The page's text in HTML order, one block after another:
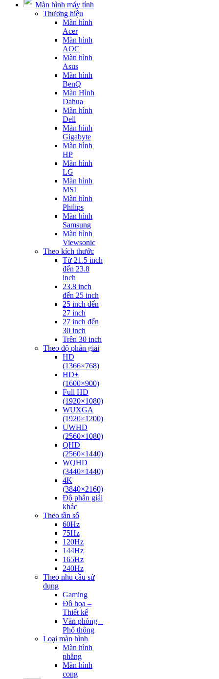
Màn hình máy tính
Thương hiệu
Màn hình
Acer
Màn hình
AOC
Màn hình
Asus
Màn hình
BenQ
Màn Hình
Dahua
Màn hình
Dell
Màn hình
Gigabyte
Màn hình
HP
Màn hình
LG
Màn hình
MSI
Màn hình
Philips
Màn hình
Samsung
Màn hình
Viewsonic
Theo kích thước
Từ 21.5 inch
đến 23.8
inch
23.8 inch
đến 25 inch
25 inch đến
27 inch
27 inch đến
30 inch
Trên 30 inch
Theo độ phân giải
HD
(1366×768)
HD+
(1600×900)
Full HD
(1920×1080)
WUXGA
(1920×1200)
UWHD
(2560×1080)
QHD
(2560×1440)
WQHD
(3440×1440)
4K
(3840×2160)
Độ phân giải
khác
Theo tần số
60Hz
75Hz
120Hz
144Hz
165Hz
240Hz
Theo nhu cầu sử
dụng
Gaming
Đồ họa –
Thiết kế
Văn phòng –
Phổ thông
Loại màn hình
Màn hình
phẳng
Màn hình
cong